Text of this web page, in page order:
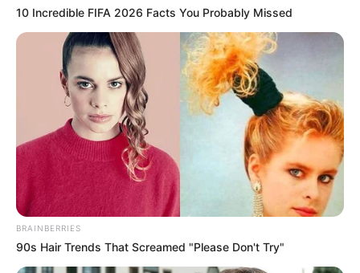
10 Incredible FIFA 2026 Facts You Probably Missed
BRAINBERRIES
90s Hair Trends That Screamed "Please Don't Try"